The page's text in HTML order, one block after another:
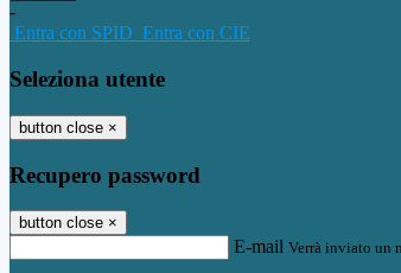
-
Entra con SPID Entra con CIE
Seleziona utente
button close ×
Recupero password
button close ×
E-mail Verrà inviato un